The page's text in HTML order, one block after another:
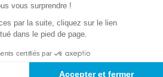
Le plus récent
vous surprendre !
par la suite, cliquez sur le lien
dans le pied de page.
certifiés par
Accepter et fermer